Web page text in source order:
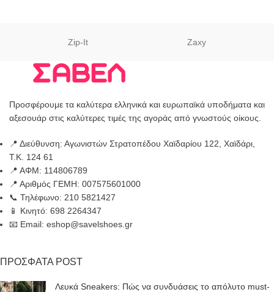
Zip-It Zaxy
Προσφέρουμε τα καλύτερα ελληνικά και ευρωπαϊκά υποδήματα και
αξεσουάρ στις καλύτερες τιμές της αγοράς από γνωστούς οίκους.
📍 Διεύθυνση: Αγωνιστών Στρατοπέδου Χαϊδαρίου 122, Χαϊδάρι,
Τ.Κ. 124 61
📍 ΑΦΜ: 114806789
📍 Αριθμός ΓΕΜΗ: 007575601000
📞 Τηλέφωνο: 210 5821427
📱 Κινητό: 698 2264347
📧 Email: eshop@savelshoes.gr
ΠΡΟΣΦΑΤΑ POST
Λευκά Sneakers: Πώς να συνδυάσεις το απόλυτο must-